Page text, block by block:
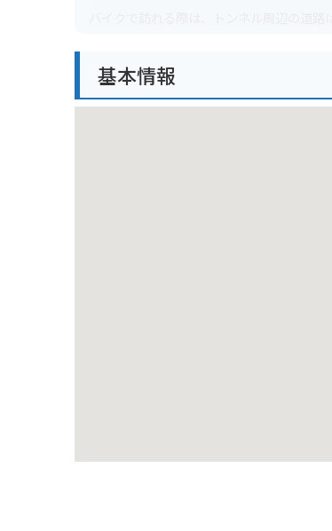
バイクで訪れる際は、トンネル周辺の道
基本情報